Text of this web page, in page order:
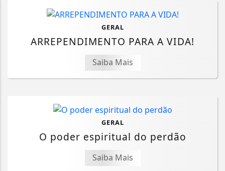
GERAL
ARREPENDIMENTO PARA A VIDA!
Saiba Mais
GERAL
O poder espiritual do perdão
Saiba Mais